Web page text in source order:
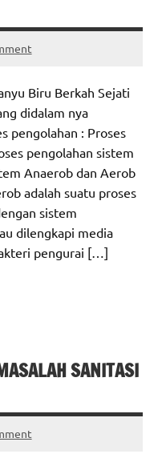
Biru Berkah Sejati
didalam nya
pengolahan : Proses
pengolahan sistem
Anaerob dan Aerob
adalah suatu proses
sistem
dilengkapi media
pengurai […]
SANITASI